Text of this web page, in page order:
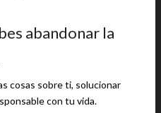
abandonar la
cosas sobre ti, solucionar
con tu vida.